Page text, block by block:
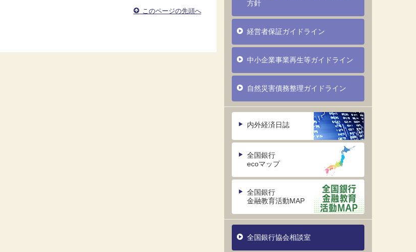
このページの先頭へ
方針
経営者保証ガイドライン
中小企業事業再生等ガイドライン
自然災害債務整理ガイドライン
内外経済日誌
全国銀行
ecoマップ
全国銀行
金融教育活動MAP
全国銀行協会相談室